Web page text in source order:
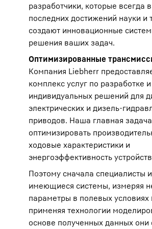
разработчики, которые всегда
последних достижений науки и
создают инновационные
решения ваших задач.
Оптимизированные
Компания Liebherr
комплекс услуг по разработке
индивидуальных решений для
электрических и дизель-
приводов. Наша главная
оптимизировать
ходовые характеристики и
энергоэффективность
Поэтому сначала специалисты
имеющиеся системы, измеряя
параметры в полевых условиях
применяя технологии
основе полученных данных они